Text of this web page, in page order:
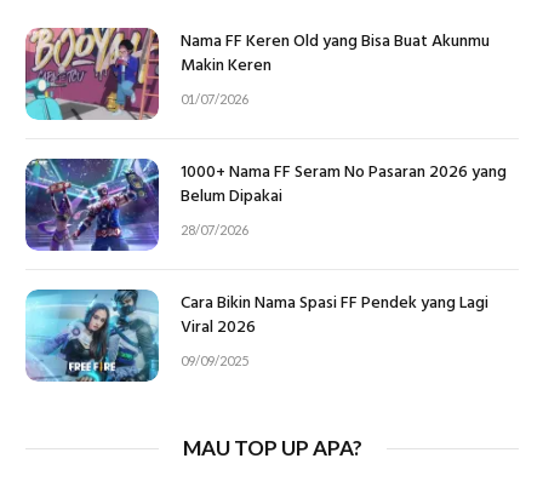
Nama FF Keren Old yang Bisa Buat Akunmu
Makin Keren
01/07/2026
1000+ Nama FF Seram No Pasaran 2026 yang
Belum Dipakai
28/07/2026
Cara Bikin Nama Spasi FF Pendek yang Lagi
Viral 2026
09/09/2025
MAU TOP UP APA?